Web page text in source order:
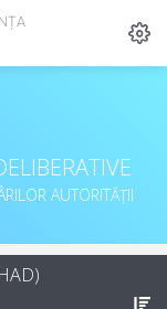
AUTORITĂȚII